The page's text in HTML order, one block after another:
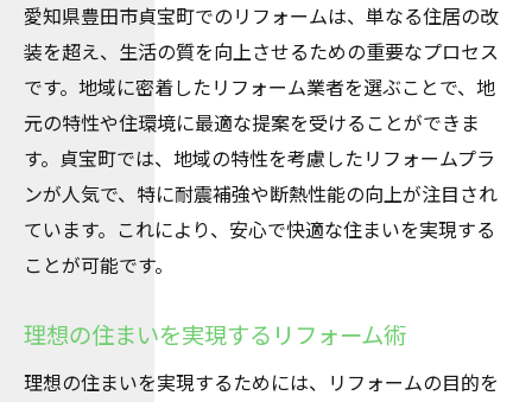
愛知県豊田市貞宝町でのリフォームは、単なる住居の改
装を超え、生活の質を向上させるための重要なプロセス
です。地域に密着したリフォーム業者を選ぶことで、地
元の特性や住環境に最適な提案を受けることができま
す。貞宝町では、地域の特性を考慮したリフォームプラ
ンが人気で、特に耐震補強や断熱性能の向上が注目され
ています。これにより、安心で快適な住まいを実現する
ことが可能です。
理想の住まいを実現するリフォーム術
理想の住まいを実現するためには、リフォームの目的を